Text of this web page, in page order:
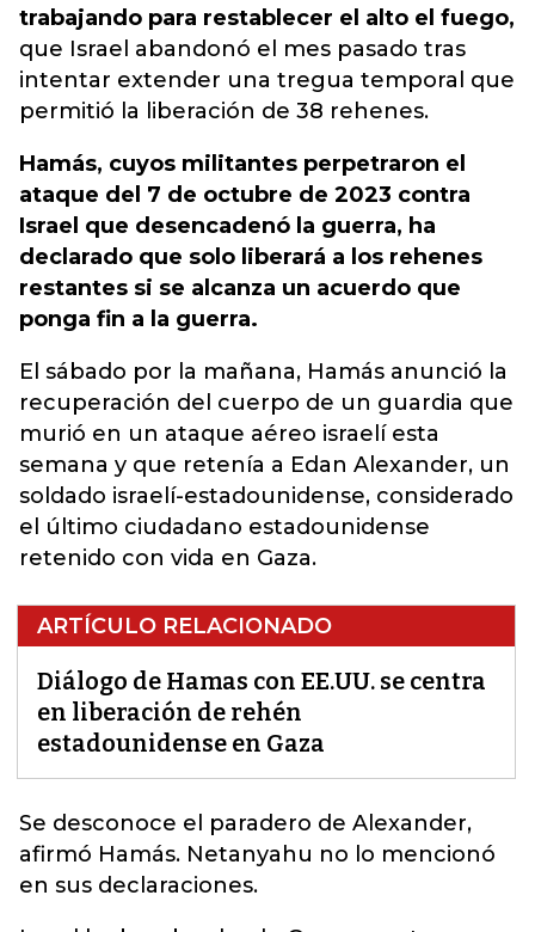
trabajando para restablecer el alto el fuego,
que Israel abandonó el mes pasado tras
intentar extender una tregua temporal que
permitió la liberación de 38 rehenes.
Hamás, cuyos militantes perpetraron el
ataque del 7 de octubre de 2023 contra
Israel que desencadenó la guerra, ha
declarado que solo liberará a los rehenes
restantes si se alcanza un acuerdo que
ponga fin a la guerra.
El sábado por la mañana, Hamás anunció la
recuperación del cuerpo de un guardia que
murió en un ataque aéreo israelí esta
semana y que retenía a Edan Alexander, un
soldado israelí-estadounidense, considerado
el último ciudadano estadounidense
retenido con vida en Gaza.
ARTÍCULO RELACIONADO
Diálogo de Hamas con EE.UU. se centra
en liberación de rehén
estadounidense en Gaza
Se desconoce el paradero de Alexander,
afirmó Hamás. Netanyahu no lo mencionó
en sus declaraciones.